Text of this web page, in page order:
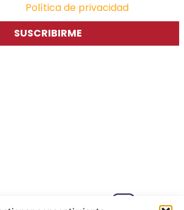
Política de privacidad
SUSCRIBIRME